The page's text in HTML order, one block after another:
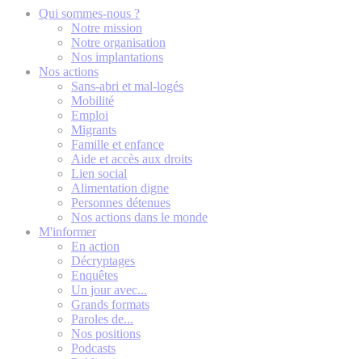
Qui sommes-nous ?
Notre mission
Notre organisation
Nos implantations
Nos actions
Sans-abri et mal-logés
Mobilité
Emploi
Migrants
Famille et enfance
Aide et accès aux droits
Lien social
Alimentation digne
Personnes détenues
Nos actions dans le monde
M'informer
En action
Décryptages
Enquêtes
Un jour avec...
Grands formats
Paroles de...
Nos positions
Podcasts